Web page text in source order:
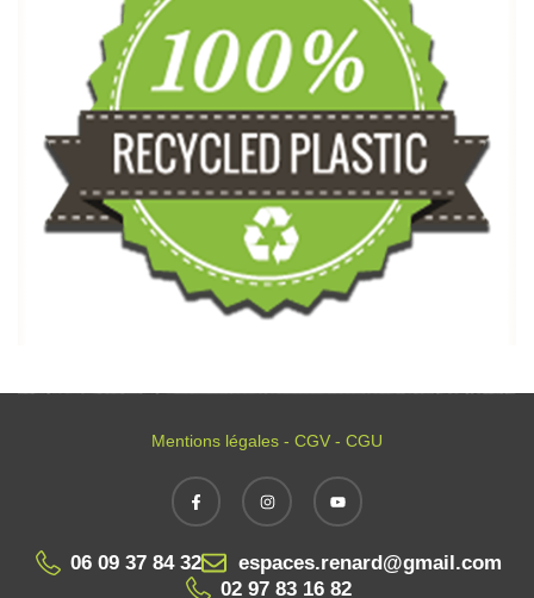
Mentions légales - CGV - CGU
06 09 37 84 32
espaces.renard@gmail.com
02 97 83 16 82